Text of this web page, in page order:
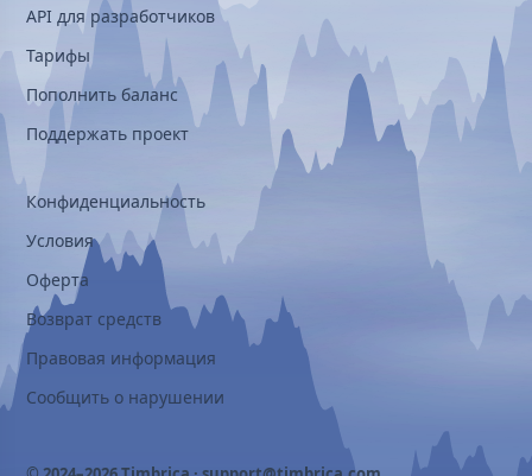
API для разработчиков
Тарифы
Пополнить баланс
Поддержать проект
Конфиденциальность
Условия
Оферта
Возврат средств
Правовая информация
Сообщить о нарушении